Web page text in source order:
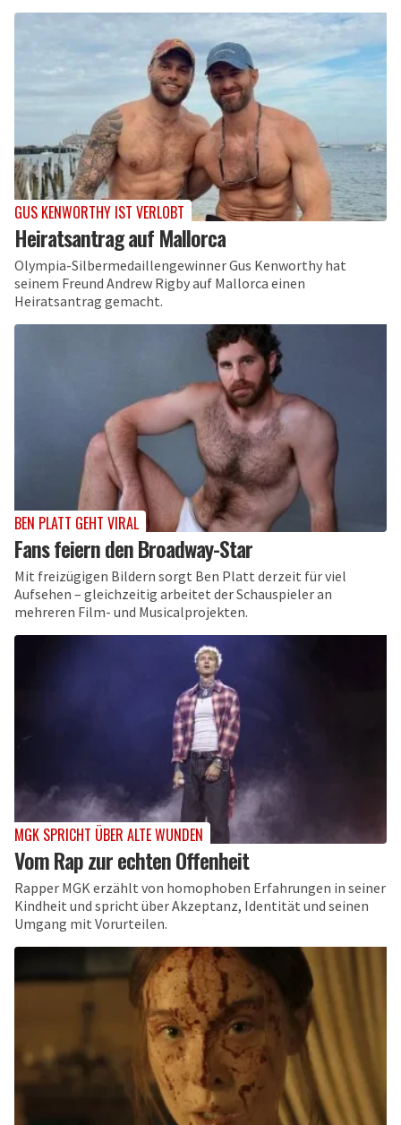
GUS KENWORTHY IST VERLOBT
Heiratsantrag auf Mallorca
Olympia-Silbermedaillengewinner Gus Kenworthy hat
seinem Freund Andrew Rigby auf Mallorca einen
Heiratsantrag gemacht.
BEN PLATT GEHT VIRAL
Fans feiern den Broadway-Star
Mit freizügigen Bildern sorgt Ben Platt derzeit für viel
Aufsehen – gleichzeitig arbeitet der Schauspieler an
mehreren Film- und Musicalprojekten.
MGK SPRICHT ÜBER ALTE WUNDEN
Vom Rap zur echten Offenheit
Rapper MGK erzählt von homophoben Erfahrungen in seiner
Kindheit und spricht über Akzeptanz, Identität und seinen
Umgang mit Vorurteilen.